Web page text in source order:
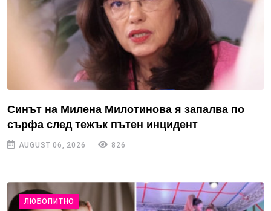
Синът на Милена Милотинова я запалва по
сърфа след тежък пътен инцидент
AUGUST 06, 2026 826
ЛЮБОПИТНО